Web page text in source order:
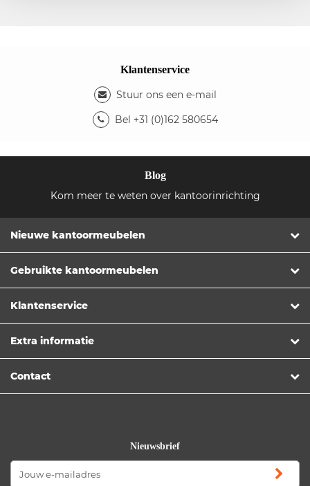
Klantenservice
Stuur ons een e-mail
Bel +31 (0)162 580654
Blog
Kom meer te weten over kantoorinrichting
Nieuwe kantoormeubelen
Gebruikte kantoormeubelen
Klantenservice
Extra informatie
Contact
Nieuwsbrief